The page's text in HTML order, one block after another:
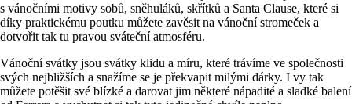
s vánočními motivy sobů, sněhuláků, skřítků a Santa Clause, které si
díky praktickému poutku můžete zavěsit na vánoční stromeček a
dotvořit tak tu pravou sváteční atmosféru.
Vánoční svátky jsou svátky klidu a míru, které trávíme ve společnosti
svých nejbližších a snažíme se je překvapit milými dárky. I vy tak
můžete potěšit své blízké a darovat jim některé nápadité a sladké balení